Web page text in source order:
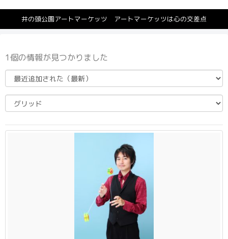
井の頭公園アートマーケッツ アートマーケッツは心の交差点
1個の情報が見つかりました